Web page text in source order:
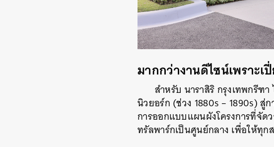
มากกว่างานดีไซน์เพราะเ
สำหรับ นาราสิริ กรุงเทพกรีฑ
นิวยอร์ก (ช่วง 1880s – 1890s) สู่
การออกแบบแผนผังโครงการที่จั
ทรัลพาร์กเป็นศูนย์กลาง เพื่อให้ทุ